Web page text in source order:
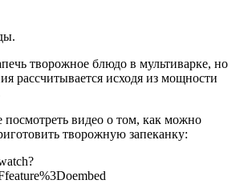
творожное блюдо в мультиварке, но
рассчитывается исходя из мощности
посмотреть видео о том, как можно
творожную запеканку: